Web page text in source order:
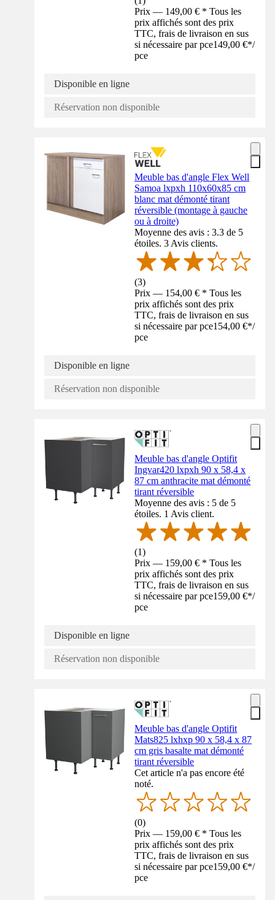
Prix — 149,00 € * Tous les
prix affichés sont des prix
TTC, frais de livraison en sus
si nécessaire par pce149,00 €*/
pce
Disponible en ligne
Réservation non disponible
Meuble bas d'angle Flex Well
Samoa lxpxh 110x60x85 cm
blanc mat démonté tirant
réversible (montage à gauche
ou à droite)
Moyenne des avis : 3.3 de 5
étoiles. 3 Avis clients.
(3)
Prix — 154,00 € * Tous les
prix affichés sont des prix
TTC, frais de livraison en sus
si nécessaire par pce154,00 €*/
pce
Disponible en ligne
Réservation non disponible
Meuble bas d'angle Optifit
Ingvar420 lxpxh 90 x 58,4 x
87 cm anthracite mat démonté
tirant réversible
Moyenne des avis : 5 de 5
étoiles. 1 Avis client.
(1)
Prix — 159,00 € * Tous les
prix affichés sont des prix
TTC, frais de livraison en sus
si nécessaire par pce159,00 €*/
pce
Disponible en ligne
Réservation non disponible
Meuble bas d'angle Optifit
Mats825 lxhxp 90 x 58,4 x 87
cm gris basalte mat démonté
tirant réversible
Cet article n'a pas encore été
noté.
(0)
Prix — 159,00 € * Tous les
prix affichés sont des prix
TTC, frais de livraison en sus
si nécessaire par pce159,00 €*/
pce